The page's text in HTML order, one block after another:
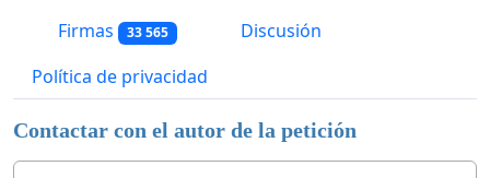
Firmas 33 565
Discusión
Política de privacidad
Contactar con el autor de la petición